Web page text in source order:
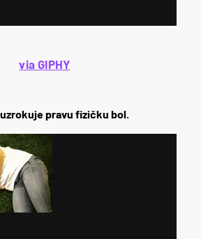
via GIPHY
pravu fizičku bol.